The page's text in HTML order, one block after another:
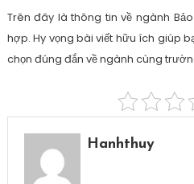
Trên đây là thông tin về ngành
hợp. Hy vọng bài viết hữu ích giúp
chọn đúng đắn về ngành cùng
Hanhthuy